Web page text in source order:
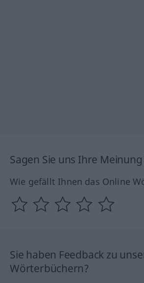
Sagen Sie uns Ihre
Wie gefällt Ihnen das Online
Sie haben Feedback zu
Wörterbüchern?